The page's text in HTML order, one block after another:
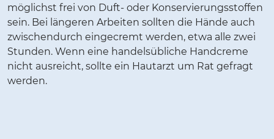
möglichst frei von Duft- oder Konservierungsstoffen
sein. Bei längeren Arbeiten sollten die Hände auch
zwischendurch eingecremt werden, etwa alle zwei
Stunden. Wenn eine handelsübliche Handcreme
nicht ausreicht, sollte ein Hautarzt um Rat gefragt
werden.